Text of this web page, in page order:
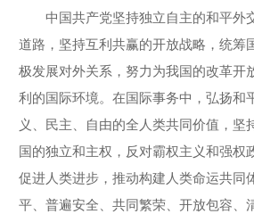
中国共产党坚持独立自主的和平外
道路，坚持互利共赢的开放战略，统筹
极发展对外关系，努力为我国的改革开
利的国际环境。在国际事务中，弘扬和
义、民主、自由的全人类共同价值，坚
国的独立和主权，反对霸权主义和强权
促进人类进步，推动构建人类命运共同
平、普遍安全、共同繁荣、开放包容、